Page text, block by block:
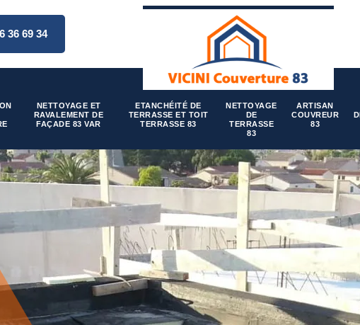
36 69 34
NETTOYAGE ET
RAVALEMENT DE
FAÇADE 83 VAR
ETANCHÉITÉ DE
TERRASSE ET TOIT
TERRASSE 83
NETTOYAGE
DE
TERRASSE
83
ARTISAN
COUVREUR
83